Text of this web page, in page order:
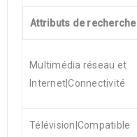
Attributs de recherche
Multimédia réseau et
Internet|Connectivité
Télévision|Compatible